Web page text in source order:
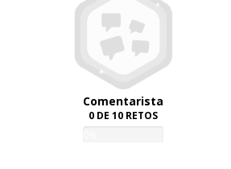
Comentarista
0 DE 10 RETOS